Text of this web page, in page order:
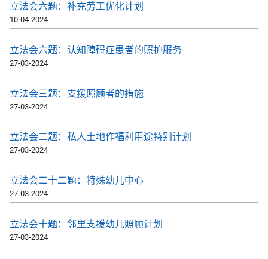
立法会六题：补充劳工优化计划
10-04-2024
立法会六题：认知障碍症患者的照护服务
27-03-2024
立法会三题：支援照顾者的措施
27-03-2024
立法会二题：私人土地作福利用途特别计划
27-03-2024
立法会二十二题：特殊幼儿中心
27-03-2024
立法会十题：邻里支援幼儿照顾计划
27-03-2024